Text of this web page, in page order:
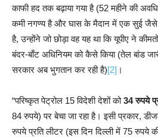
काफी हद तक बढ़ाया गया है (52 महीने की
कमी नगण्य है और घास के मैदान में एक सुई जैसे।
है, उन्होंने जो छोड़ा वह यह था कि यूपीए ने
बंदर-बाँट अधिनियम को कैसे किया (तेल बांड
सरकार अब भुगतान कर रही है)[2] ।
“परिष्कृत पेट्रोल 15 विदेशी देशों को34 रुपये
84 रुपये) पर बेचा जा रहा है। इसी प्रकार,
रुपये प्रति लीटर (इस दिन दिल्ली में 75 रुपये